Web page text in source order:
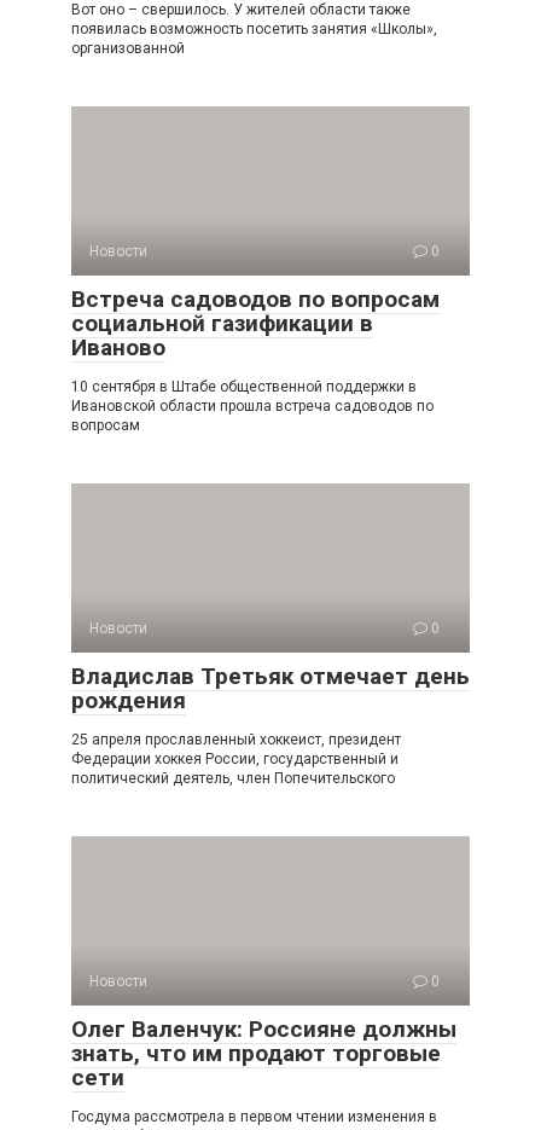
Вот оно – свершилось. У жителей области также
появилась возможность посетить занятия «Школы»,
организованной
Новости 0
Встреча садоводов по вопросам
социальной газификации в
Иваново
10 сентября в Штабе общественной поддержки в
Ивановской области прошла встреча садоводов по
вопросам
Новости 0
Владислав Третьяк отмечает день
рождения
25 апреля прославленный хоккеист, президент
Федерации хоккея России, государственный и
политический деятель, член Попечительского
Новости 0
Олег Валенчук: Россияне должны
знать, что им продают торговые
сети
Госдума рассмотрела в первом чтении изменения в